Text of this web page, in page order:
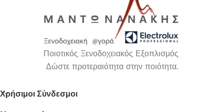
Ποιοτικός Ξενοδοχειακός Εξοπλισμός
Δώστε προτεραιότητα στην ποιότητα.
Χρήσιμοι Σύνδεσμοι